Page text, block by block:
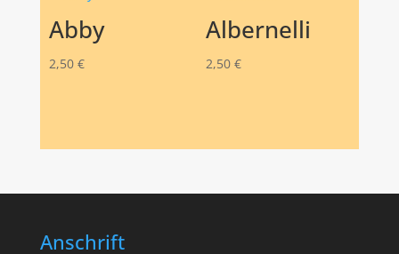
Abby
2,50 €
Albernelli
2,50 €
Anschrift